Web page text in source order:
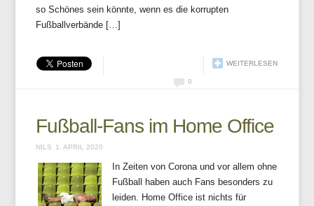
so Schönes sein könnte, wenn es die korrupten
Fußballverbände […]
WEITERLESEN
0
Fußball-Fans im Home Office
NILS 1. APRIL 2020
In Zeiten von Corona und vor allem ohne
Fußball haben auch Fans besonders zu
leiden. Home Office ist nichts für